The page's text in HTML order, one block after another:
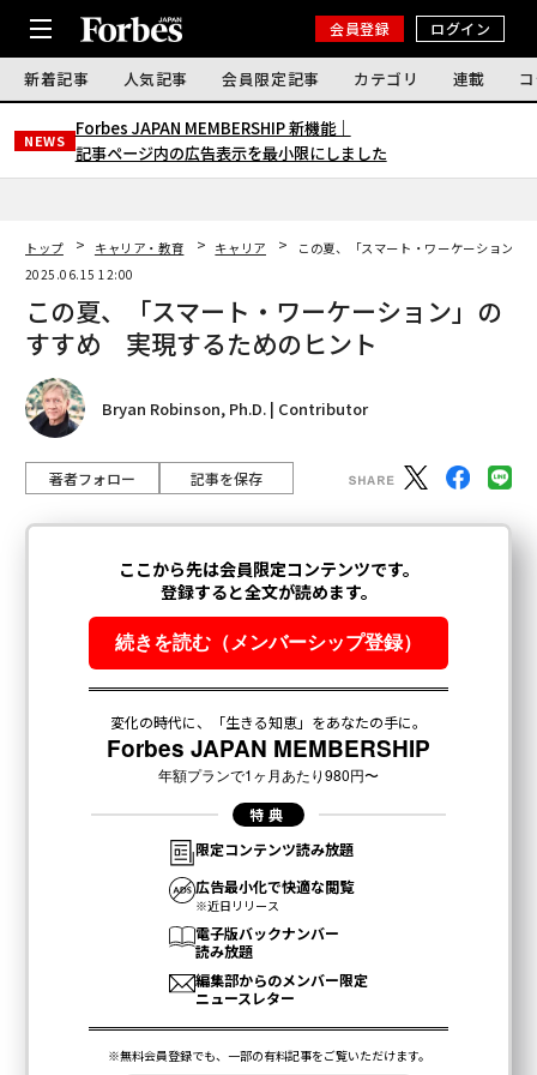
会員登録 ログイン
新着記事 人気記事 会員限定記事 カテゴリ 連載
NEWS
Forbes JAPAN MEMBERSHIP 新機能｜
記事ページ内の広告表示を最小限にしました
トップ キャリア・教育 キャリア
この夏、「スマート・ワーケーション
2025.06.15 12:00
この夏、「スマート・ワーケーション」の
すすめ 実現するためのヒント
Bryan Robinson, Ph.D. | Contributor
著者フォロー 記事を保存